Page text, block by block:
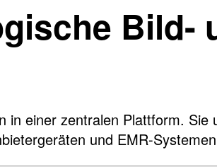
Bild-
in einer zentralen Plattform. Sie
und EMR-